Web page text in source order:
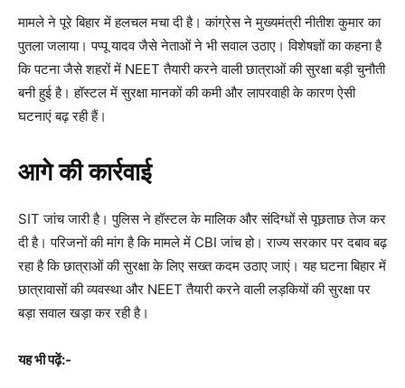
मामले ने पूरे बिहार में हलचल मचा दी है। कांग्रेस ने मुख्यमंत्री नीतीश कुमार का
पुतला जलाया। पप्पू यादव जैसे नेताओं ने भी सवाल उठाए। विशेषज्ञों का कहना है
कि पटना जैसे शहरों में NEET तैयारी करने वाली छात्राओं की सुरक्षा बड़ी चुनौती
बनी हुई है। हॉस्टल में सुरक्षा मानकों की कमी और लापरवाही के कारण ऐसी
घटनाएं बढ़ रही हैं।
आगे की कार्रवाई
SIT जांच जारी है। पुलिस ने हॉस्टल के मालिक और संदिग्धों से पूछताछ तेज कर
दी है। परिजनों की मांग है कि मामले में CBI जांच हो। राज्य सरकार पर दबाव बढ़
रहा है कि छात्राओं की सुरक्षा के लिए सख्त कदम उठाए जाएं। यह घटना बिहार में
छात्रावासों की व्यवस्था और NEET तैयारी करने वाली लड़कियों की सुरक्षा पर
बड़ा सवाल खड़ा कर रही है।
यह भी पढ़ें:-